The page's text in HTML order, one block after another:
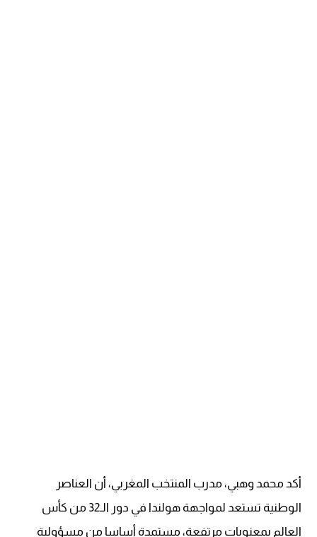
أكد محمد وهبي، مدرب المنتخب المغربي، أن العناصر
الوطنية تستعد لمواجهة هولندا في دور الـ32 من كأس
العالم بمعنويات مرتفعة، مستمدة أساسا من مسؤولية